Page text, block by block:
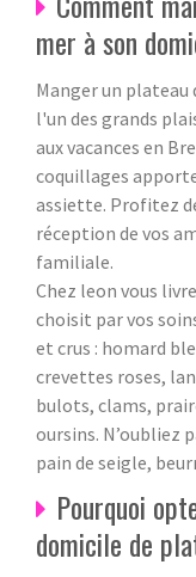
mer à son
Manger un plateau
l'un des grands
aux vacances en
coquillages
assiette. Profitez
réception de vos
familiale.
Chez leon vous
choisit par vos
et crus : homard
crevettes roses,
bulots, clams,
oursins. N’oubliez
pain de seigle,
Pourquoi
domicile de